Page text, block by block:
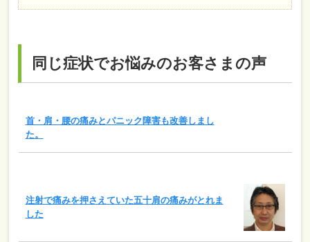
同じ症状でお悩みのお客さまの声
首・肩・腰の痛みとパニック障害も改善しまし
た。
注射で痛みを押さえていた五十肩の痛みがとれま
した